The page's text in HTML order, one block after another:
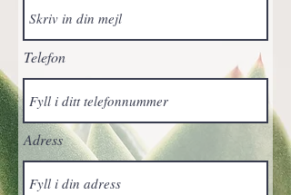
Telefon
Adress